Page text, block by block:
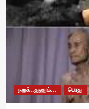
நறுக்..துணுக்... பொது